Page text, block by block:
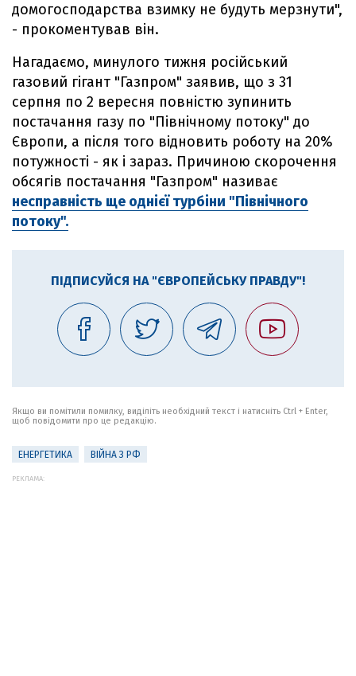
домогосподарства взимку не будуть мерзнути",
- прокоментував він.
Нагадаємо, минулого тижня російський
газовий гігант "Газпром" заявив, що з 31
серпня по 2 вересня повністю зупинить
постачання газу по "Північному потоку" до
Європи, а після того відновить роботу на 20%
потужності - як і зараз. Причиною скорочення
обсягів постачання "Газпром" називає
несправність ще однієї турбіни "Північного
потоку".
ПІДПИСУЙСЯ НА "ЄВРОПЕЙСЬКУ ПРАВДУ"!
Якщо ви помітили помилку, виділіть необхідний текст і натисніть Ctrl + Enter,
щоб повідомити про це редакцію.
ЕНЕРГЕТИКА ВІЙНА З РФ
РЕКЛАМА: